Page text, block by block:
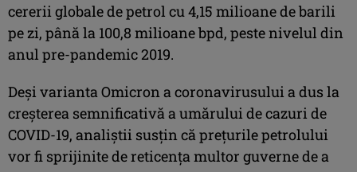
cererii globale de petrol cu 4,15 milioane de barili
pe zi, până la 100,8 milioane bpd, peste nivelul din
anul pre-pandemic 2019.
Deşi varianta Omicron a coronavirusului a dus la
creşterea semnificativă a umărului de cazuri de
COVID-19, analiştii susţin că preţurile petrolului
vor fi sprijinite de reticenţa multor guverne de a